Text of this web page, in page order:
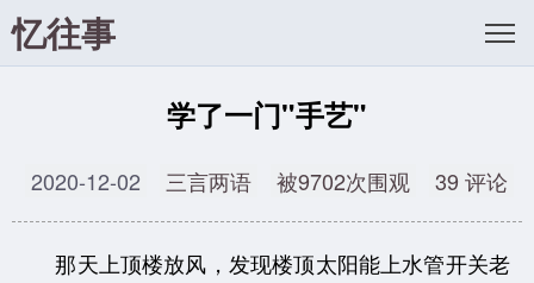
忆往事
学了一门"手艺"
2020-12-02 三言两语 被9702次围观 39 评论
那天上顶楼放风，发现楼顶太阳能上水管开关老